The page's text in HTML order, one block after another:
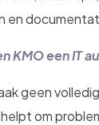
en
KMO een IT
geen
helpt om